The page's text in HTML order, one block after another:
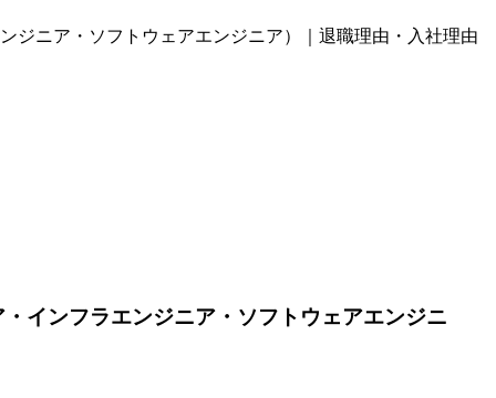
ジニア・ソフトウェアエンジニア）｜退職理由・入社理由
インフラエンジニア・ソフトウェアエンジニ